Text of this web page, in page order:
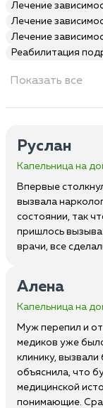
Лечение
Лечение
Лечение
Реабилитация
Показать все
Руслан
Капельница на
Впервые
вызвала
состоянии, так
пришлось
врачи, все
Алена
Капельница на
Муж перепил и
медиков уже
клинику,
объяснила, что
медицинской
понимающие.